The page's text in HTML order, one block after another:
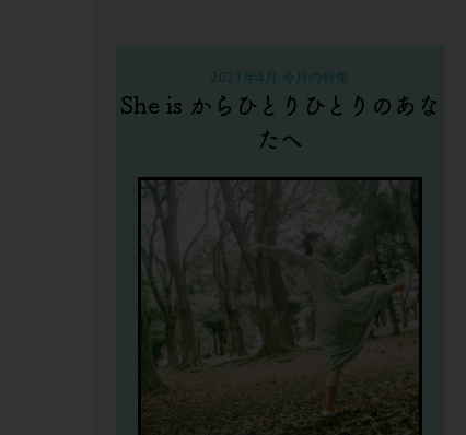
2021年4月 今月の特集
She is からひとりひとりのあな
たへ